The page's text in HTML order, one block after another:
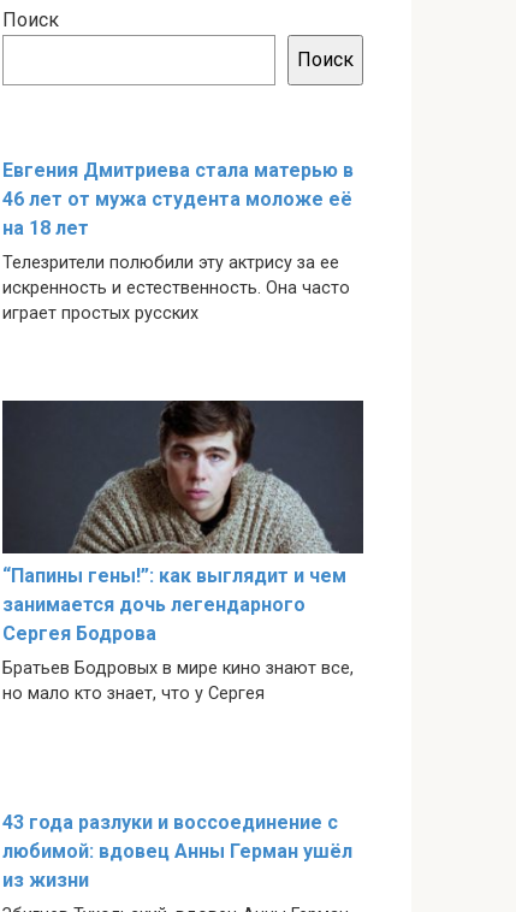
Поиск
Поиск
Евгения Дмитриева стала матерью в
46 лет от мужа студента моложе её
на 18 лет
Телезрители полюбили эту актрису за ее
искренность и естественность. Она часто
играет простых русских
“Папины гены!”: как выглядит и чем
занимается дочь легендарного
Сергея Бодрова
Братьев Бодровых в мире кино знают все,
но мало кто знает, что у Сергея
43 года разлуки и воссоединение с
любимой: вдовец Анны Герман ушёл
из жизни